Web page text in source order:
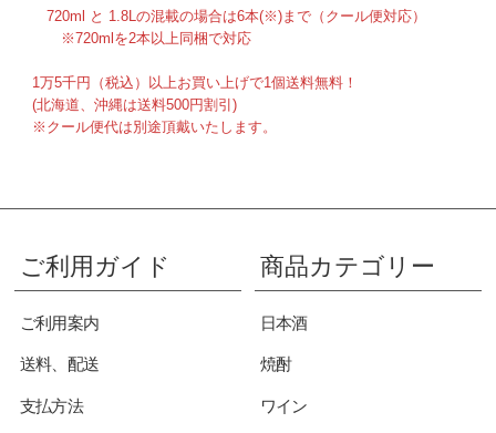
720ml と 1.8Lの混載の場合は6本(※)まで（クール便対応）
※720mlを2本以上同梱で対応
1万5千円（税込）以上お買い上げで1個送料無料！
(北海道、沖縄は送料500円割引)
※クール便代は別途頂戴いたします。
ご利用ガイド
ご利用案内
送料、配送
支払方法
商品カテゴリー
日本酒
焼酎
ワイン